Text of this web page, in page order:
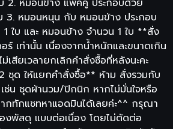
3. หมอนหนุน กับ หมอนข้าง ประกอบ
ใบ และ หมอนข้าง จำนวน 1 ใบ **สั่ง
เท่านั้น เนื่องจากน้ำหนักและขนาดเกิน
เสียเวลายกเลิกคำสั่งซื้อที่หลังนะคะ
ชุด ให้แยกคำสั่งซื้อ** ห้าม สั่งรวมกับ
น ชุดผ้านวม/ปิกนิก หากไม่มั่นใจหรือ
กทักแชทหาแอดมินได้เลยค่ะ^^ กรุณา
งพัสดุ แบบต่อเนื่อง โดยไม่ตัดต่อ